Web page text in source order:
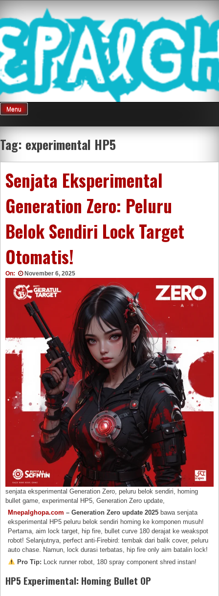
content
Mnepalghopa
Review Game
Terkini Paling
Seluruh Di
Indonesia
Menu
Tag: experimental HP5
Senjata Eksperimental
Generation Zero: Peluru
Belok Sendiri Lock Target
Otomatis!
On: November 6, 2025
senjata eksperimental Generation Zero, peluru belok sendiri, homing
bullet game, experimental HP5, Generation Zero update,
Mnepalghopa.com – Generation Zero update 2025 bawa senjata
eksperimental HP5 peluru belok sendiri homing ke komponen musuh!
Pertama, aim lock target, hip fire, bullet curve 180 derajat ke weakspot
robot! Selanjutnya, perfect anti-Firebird: tembak dari balik cover, peluru
auto chase. Namun, lock durasi terbatas, hip fire only aim batalin lock!
Pro Tip: Lock runner robot, 180 spray component shred instan!
HP5 Experimental: Homing Bullet OP